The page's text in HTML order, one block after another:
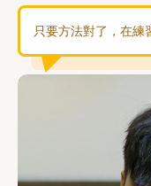
只要方法對了，在練